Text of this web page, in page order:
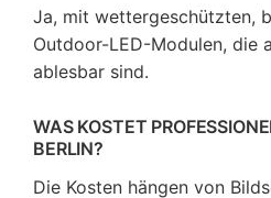
Ja, mit wettergeschützten,
Outdoor-LED-Modulen, die
ablesbar sind.
WAS KOSTET
BERLIN?
Die Kosten hängen von